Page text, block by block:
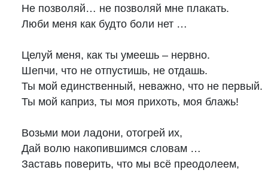
Не позволяй… не позволяй мне плакать.
Люби меня как будто боли нет …
Целуй меня, как ты умеешь – нервно.
Шепчи, что не отпустишь, не отдашь.
Ты мой единственный, неважно, что не первый.
Ты мой каприз, ты моя прихоть, моя блажь!
Возьми мои ладони, отогрей их,
Дай волю накопившимся словам …
Заставь поверить, что мы всё преодолеем,